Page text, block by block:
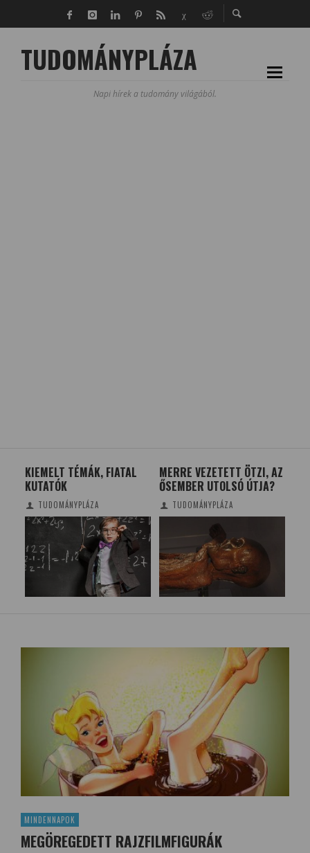
TUDOMÁNYPLÁZA
Napi hírek a tudomány világából.
KIEMELT TÉMÁK, FIATAL
KUTATÓK
TUDOMÁNYPLÁZA
MERRE VEZETETT ÖTZI, AZ
ŐSEMBER UTOLSÓ ÚTJA?
TUDOMÁNYPLÁZA
MINDENNAPOK
MEGÖREGEDETT RAJZFILMFIGURÁK